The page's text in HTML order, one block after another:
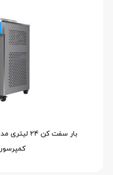
کمپرسور 4 اسب